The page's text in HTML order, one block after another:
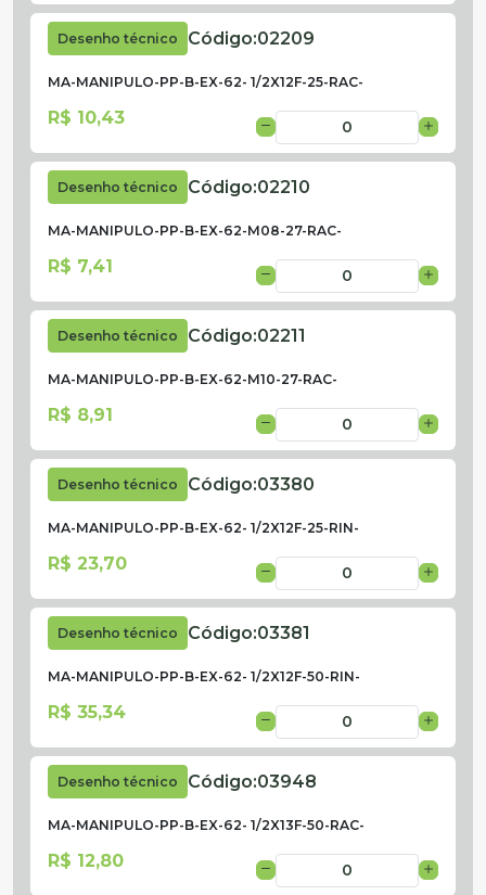
Desenho técnico Código:02209
MA-MANIPULO-PP-B-EX-62- 1/2X12F-25-RAC-
R$ 10,43
Desenho técnico Código:02210
MA-MANIPULO-PP-B-EX-62-M08-27-RAC-
R$ 7,41
Desenho técnico Código:02211
MA-MANIPULO-PP-B-EX-62-M10-27-RAC-
R$ 8,91
Desenho técnico Código:03380
MA-MANIPULO-PP-B-EX-62- 1/2X12F-25-RIN-
R$ 23,70
Desenho técnico Código:03381
MA-MANIPULO-PP-B-EX-62- 1/2X12F-50-RIN-
R$ 35,34
Desenho técnico Código:03948
MA-MANIPULO-PP-B-EX-62- 1/2X13F-50-RAC-
R$ 12,80